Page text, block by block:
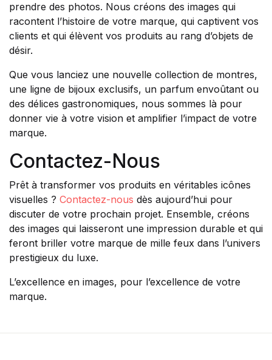
prendre des photos. Nous créons des images qui
racontent l’histoire de votre marque, qui captivent vos
clients et qui élèvent vos produits au rang d’objets de
désir.
Que vous lanciez une nouvelle collection de montres,
une ligne de bijoux exclusifs, un parfum envoûtant ou
des délices gastronomiques, nous sommes là pour
donner vie à votre vision et amplifier l’impact de votre
marque.
Contactez-Nous
Prêt à transformer vos produits en véritables icônes
visuelles ? Contactez-nous dès aujourd’hui pour
discuter de votre prochain projet. Ensemble, créons
des images qui laisseront une impression durable et qui
feront briller votre marque de mille feux dans l’univers
prestigieux du luxe.
L’excellence en images, pour l’excellence de votre
marque.